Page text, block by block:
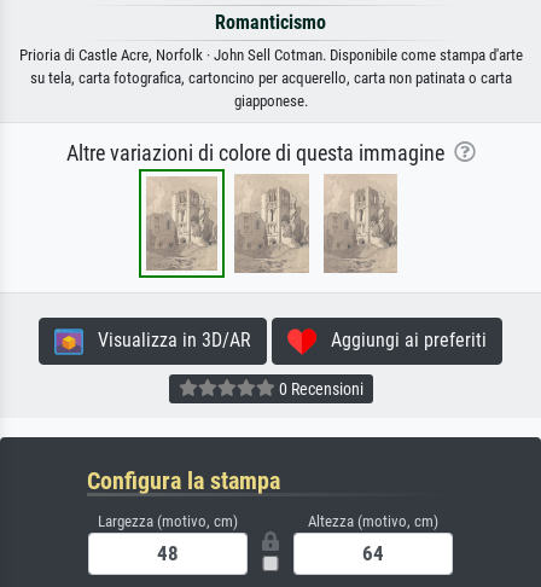
Romanticismo
Prioria di Castle Acre, Norfolk · John Sell Cotman. Disponibile come stampa d'arte
su tela, carta fotografica, cartoncino per acquerello, carta non patinata o carta
giapponese.
Altre variazioni di colore di questa immagine
Visualizza in 3D/AR Aggiungi ai preferiti
0 Recensioni
Configura la stampa
Largezza (motivo, cm) Altezza (motivo, cm)